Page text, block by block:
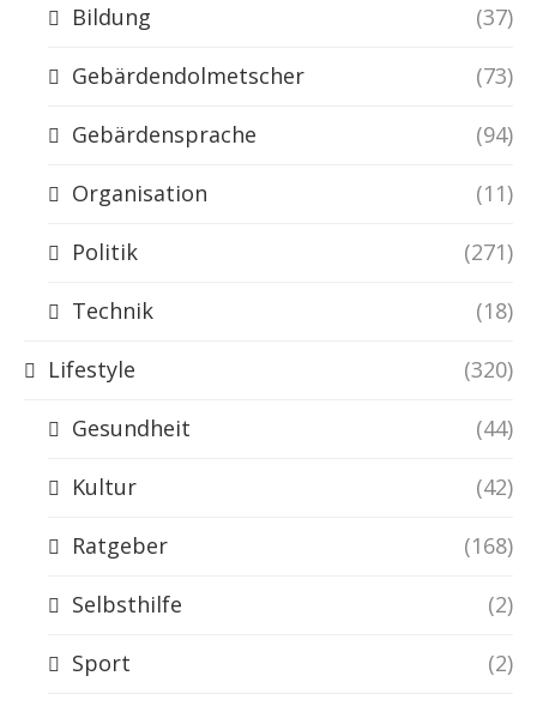
Bildung (37)
Gebärdendolmetscher (73)
Gebärdensprache (94)
Organisation (11)
Politik (271)
Technik (18)
Lifestyle (320)
Gesundheit (44)
Kultur (42)
Ratgeber (168)
Selbsthilfe (2)
Sport (2)